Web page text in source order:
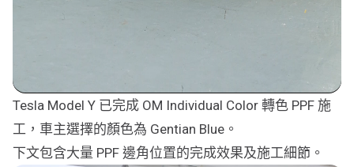
Tesla Model Y 已完成 OM Individual Color 轉色 PPF 施
工，車主選擇的顏色為 Gentian Blue。
下文包含大量 PPF 邊角位置的完成效果及施工細節。